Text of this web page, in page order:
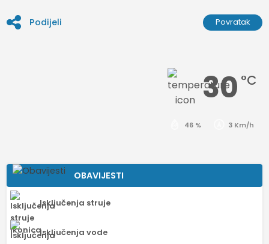
Podijeli Povratak
30 °C
46 % 3 Km/h
OBAVIJESTI
Isključenja struje
Isključenja vode